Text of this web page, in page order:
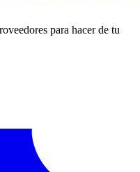
para hacer de tu